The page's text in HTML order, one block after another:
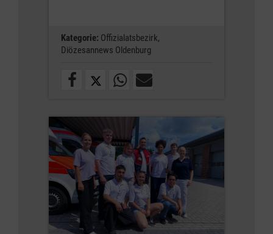
Kategorie: Offizialatsbezirk,
Diözesannews Oldenburg